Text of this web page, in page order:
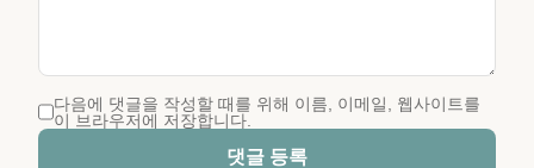
다음에 댓글을 작성할 때를 위해 이름, 이메일, 웹사이트를
이 브라우저에 저장합니다.
댓글 등록